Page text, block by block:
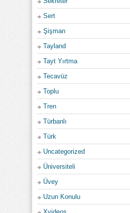
Sert
Şişman
Tayland
Tayt Yırtma
Tecavüz
Toplu
Tren
Türbanlı
Türk
Uncategorized
Üniversiteli
Üvey
Uzun Konulu